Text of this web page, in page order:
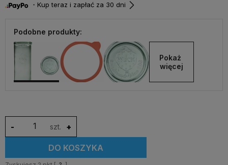
・Kup teraz i zapłać za 30 dni
Podobne produkty:
Pokaż
więcej
szt. +
-
DO KOSZYKA